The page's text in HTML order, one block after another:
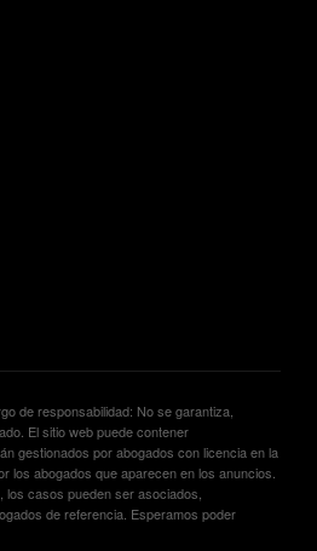
de responsabilidad: No se garantiza,
El sitio web puede contener
gestionados por abogados con licencia en la
los abogados que aparecen en los anuncios.
los casos pueden ser asociados,
de referencia. Esperamos poder